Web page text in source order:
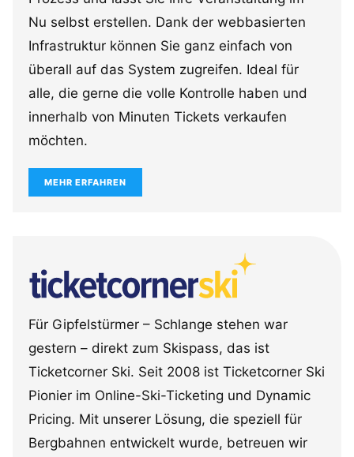
Nu selbst erstellen. Dank der webbasierten
Infrastruktur können Sie ganz einfach von
überall auf das System zugreifen. Ideal für
alle, die gerne die volle Kontrolle haben und
innerhalb von Minuten Tickets verkaufen
möchten.
MEHR ERFAHREN
Für Gipfelstürmer – Schlange stehen war
gestern – direkt zum Skispass, das ist
Ticketcorner Ski. Seit 2008 ist Ticketcorner Ski
Pionier im Online-Ski-Ticketing und Dynamic
Pricing. Mit unserer Lösung, die speziell für
Bergbahnen entwickelt wurde, betreuen wir